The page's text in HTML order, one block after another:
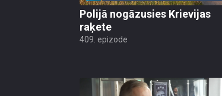
Polijā nogāzusies Krievijas
raķete
409. epizode